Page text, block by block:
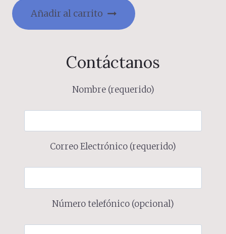
Añadir al carrito
Contáctanos
Nombre (requerido)
Correo Electrónico (requerido)
Número telefónico (opcional)